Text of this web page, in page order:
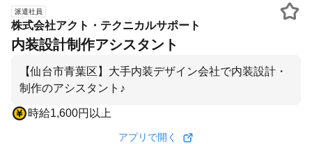
派遣社員
株式会社アクト・テクニカルサポート
内装設計制作アシスタント
【仙台市青葉区】大手内装デザイン会社で内装設計・
制作のアシスタント♪
時給1,600円以上
アプリで開く